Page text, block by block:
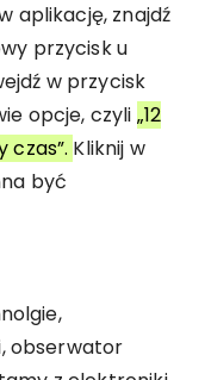
aplikację, znajdź
przycisk u
w przycisk
opcje, czyli „12
czas”. Kliknij w
być
obserwator